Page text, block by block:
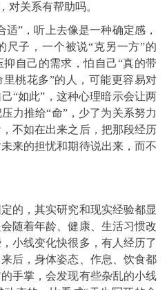
对关系有帮助吗。
”，听上去像是一种确定感，
尺子，一个被说“克另一方”的
抑自己的需求，怕自己“真的带
桃花多”的人，可能更容易对
“如此”，这种心理暗示会让两
力推给“命”，少了为关系努力
不如在出来之后，把那段经历
来的担忧和期待说出来，而不
的，其实研究和现实经验都显
随着年龄、健康、生活习惯改
小线变化快很多，有人经历了
后，身体姿态、作息、饮食都
手掌，会发现有些杂乱的小线